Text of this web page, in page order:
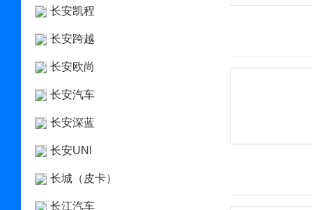
长安凯程
长安跨越
长安欧尚
长安汽车
长安深蓝
长安UNI
长城（皮卡）
长江汽车